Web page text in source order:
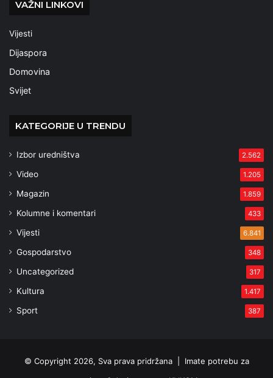
VAŽNI LINKOVI
Vijesti
Dijaspora
Domovina
Svijet
KATEGORIJE U TRENDU
Izbor uredništva 2.562
Video 1.205
Magazin 1.859
Kolumne i komentari 433
Vijesti 6.841
Gospodarstvo 348
Uncategorized 317
Kultura 1.417
Sport 387
© Copyright 2026, Sva prava pridržana | Imate potrebu za